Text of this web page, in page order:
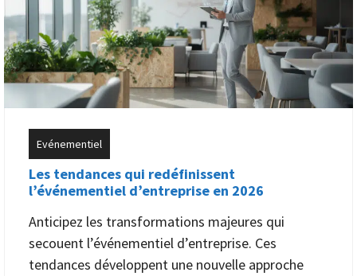
Evénementiel
Les tendances qui redéfinissent
l’événementiel d’entreprise en 2026
Anticipez les transformations majeures qui
secouent l’événementiel d’entreprise. Ces
tendances développent une nouvelle approche